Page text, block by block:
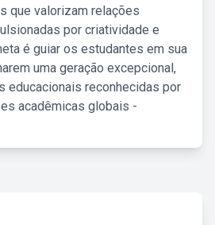
que valorizam relações
por criatividade e
é guiar os estudantes em sua
uma geração excepcional,
educacionais reconhecidas por
acadêmicas globais -